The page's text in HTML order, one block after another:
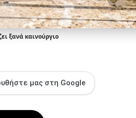
ξανά καινούργιο
μας στη Google